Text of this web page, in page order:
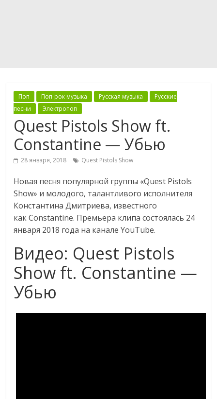
Поп Поп-рок музыка Русская музыка
Русские
песни
Электропоп
Quest Pistols Show ft.
Constantine — Убью
28 января, 2018 Quest Pistols Show
Новая песня популярной группы «Quest Pistols
Show» и молодого, талантливого исполнителя
Константина Дмитриева, известного
как Constantine. Премьера клипа состоялась 24
января 2018 года на канале YouTube.
Видео: Quest Pistols
Show ft. Constantine —
Убью